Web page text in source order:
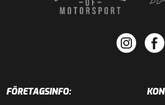
FÖRETAGSINFO: